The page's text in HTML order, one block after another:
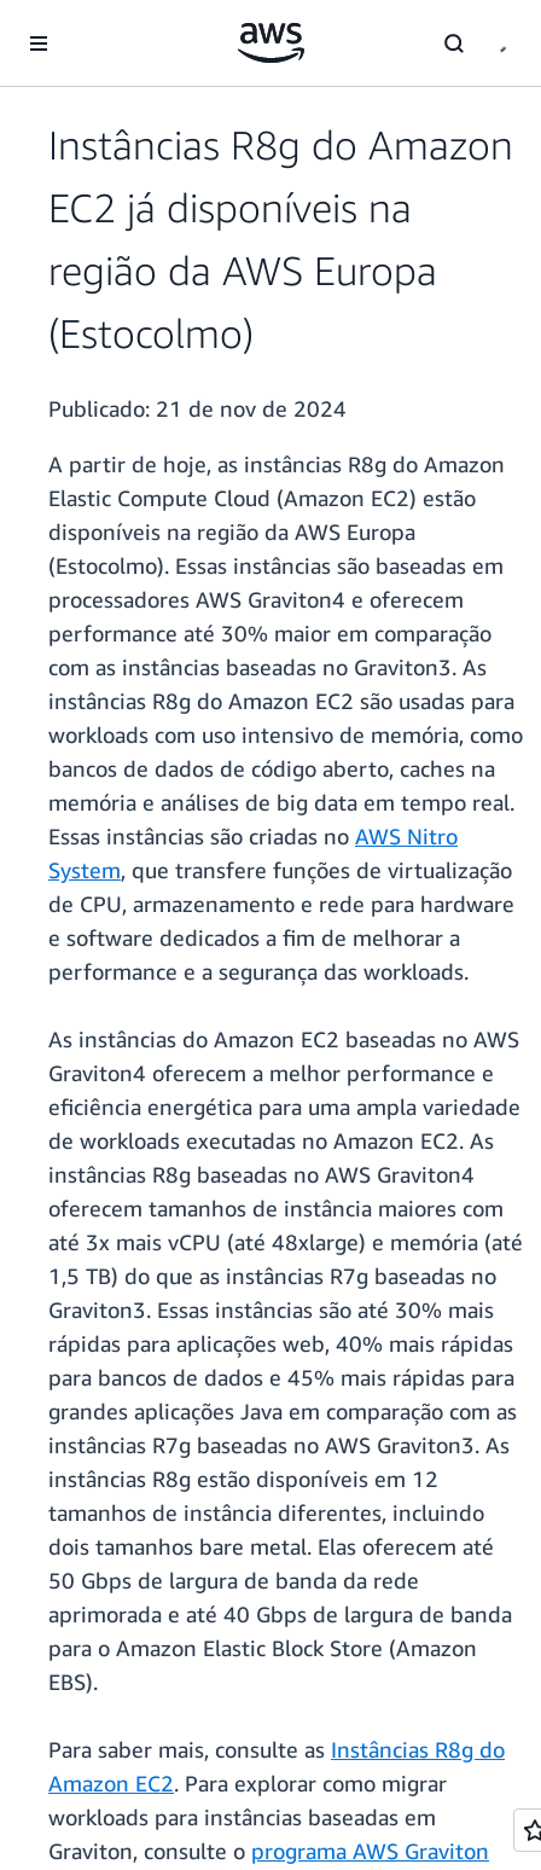
Pular para o conteúdo principal
Instâncias R8g do Amazon
EC2 já disponíveis na
região da AWS Europa
(Estocolmo)
Publicado: 21 de nov de 2024
A partir de hoje, as instâncias R8g do Amazon
Elastic Compute Cloud (Amazon EC2) estão
disponíveis na região da AWS Europa
(Estocolmo). Essas instâncias são baseadas em
processadores AWS Graviton4 e oferecem
performance até 30% maior em comparação
com as instâncias baseadas no Graviton3. As
instâncias R8g do Amazon EC2 são usadas para
workloads com uso intensivo de memória, como
bancos de dados de código aberto, caches na
memória e análises de big data em tempo real.
Essas instâncias são criadas no AWS Nitro
System, que transfere funções de virtualização
de CPU, armazenamento e rede para hardware
e software dedicados a fim de melhorar a
performance e a segurança das workloads.
As instâncias do Amazon EC2 baseadas no AWS
Graviton4 oferecem a melhor performance e
eficiência energética para uma ampla variedade
de workloads executadas no Amazon EC2. As
instâncias R8g baseadas no AWS Graviton4
oferecem tamanhos de instância maiores com
até 3x mais vCPU (até 48xlarge) e memória (até
1,5 TB) do que as instâncias R7g baseadas no
Graviton3. Essas instâncias são até 30% mais
rápidas para aplicações web, 40% mais rápidas
para bancos de dados e 45% mais rápidas para
grandes aplicações Java em comparação com as
instâncias R7g baseadas no AWS Graviton3. As
instâncias R8g estão disponíveis em 12
tamanhos de instância diferentes, incluindo
dois tamanhos bare metal. Elas oferecem até
50 Gbps de largura de banda da rede
aprimorada e até 40 Gbps de largura de banda
para o Amazon Elastic Block Store (Amazon
EBS).
Para saber mais, consulte as Instâncias R8g do
Amazon EC2. Para explorar como migrar
workloads para instâncias baseadas em
Graviton, consulte o programa AWS Graviton